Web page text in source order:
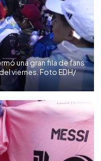
una gran fila de fans
viernes. Foto EDH/